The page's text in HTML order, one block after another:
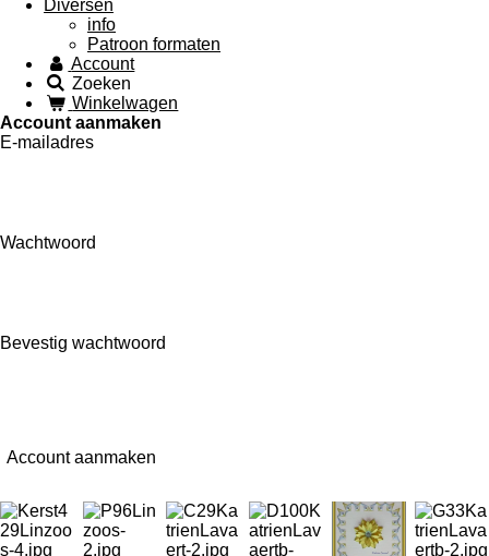
Diversen
info
Patroon formaten
Account
Zoeken
Winkelwagen
Account aanmaken
E-mailadres
Wachtwoord
Bevestig wachtwoord
Account aanmaken